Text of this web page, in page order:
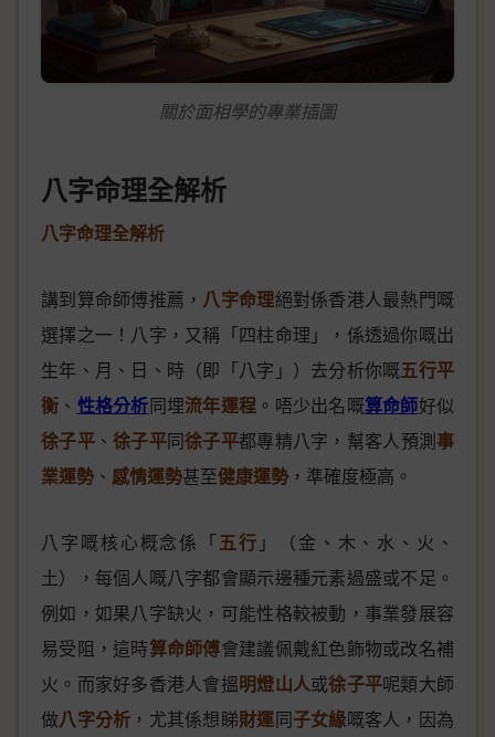
關於面相學的專業插圖
八字命理全解析
八字命理全解析
講到算命師傅推薦， 八字命理絕對係香港人最熱門嘅
選擇之一！八字，又稱「四柱命理」，係透過你嘅出
生年、月、日、時（即「八字」）去分析你嘅五行平
衡 、 性格分析同埋流年運程 。唔少出名嘅算命師好似
徐子平、徐子平同徐子平都專精八字，幫客人預測事
業運勢 、 感情運勢甚至健康運勢 ，準確度極高。
八字嘅核心概念係「五行 」（金、木、水、火、
土），每個人嘅八字都會顯示邊種元素過盛或不足。
例如，如果八字缺火，可能性格較被動，事業發展容
易受阻，這時算命師傅會建議佩戴紅色飾物或改名補
火。而家好多香港人會搵明燈山人或徐子平呢類大師
做八字分析 ，尤其係想睇財運同子女緣嘅客人，因為